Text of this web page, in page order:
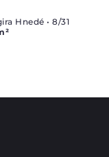
Hnedé • 8/31